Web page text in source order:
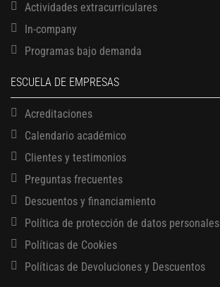
Actividades extracurriculares
In-company
Programas bajo demanda
ESCUELA DE EMPRESAS
Acreditaciones
Calendario académico
Clientes y testimonios
Preguntas frecuentes
Descuentos y financiamiento
Política de protección de datos personales
Políticas de Cookies
Políticas de Devoluciones y Descuentos
13 AGOSTO, 2026
Finanzas para no financieros
17 AGOSTO, 2026
Gerencia de empresas familiares